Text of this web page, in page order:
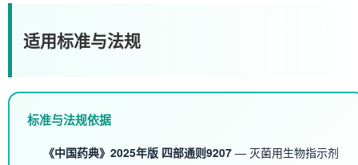
适用标准与法规
标准与法规依据
《中国药典》2025年版 四部通则9207 — 灭菌用生物指示剂